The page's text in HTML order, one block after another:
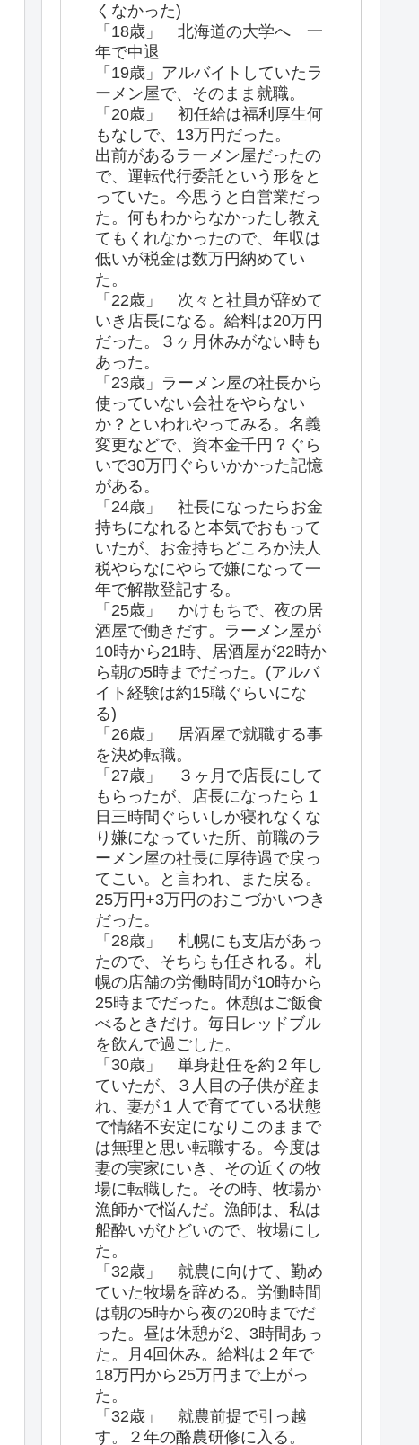
くなかった)
「18歳」 北海道の大学へ 一
年で中退
「19歳」アルバイトしていたラ
ーメン屋で、そのまま就職。
「20歳」 初任給は福利厚生何
もなしで、13万円だった。
出前があるラーメン屋だったの
で、運転代行委託という形をと
っていた。今思うと自営業だっ
た。何もわからなかったし教え
てもくれなかったので、年収は
低いが税金は数万円納めてい
た。
「22歳」 次々と社員が辞めて
いき店長になる。給料は20万円
だった。３ヶ月休みがない時も
あった。
「23歳」ラーメン屋の社長から
使っていない会社をやらない
か？といわれやってみる。名義
変更などで、資本金千円？ぐら
いで30万円ぐらいかかった記憶
がある。
「24歳」 社長になったらお金
持ちになれると本気でおもって
いたが、お金持ちどころか法人
税やらなにやらで嫌になって一
年で解散登記する。
「25歳」 かけもちで、夜の居
酒屋で働きだす。ラーメン屋が
10時から21時、居酒屋が22時か
ら朝の5時までだった。(アルバ
イト経験は約15職ぐらいにな
る)
「26歳」 居酒屋で就職する事
を決め転職。
「27歳」 ３ヶ月で店長にして
もらったが、店長になったら１
日三時間ぐらいしか寝れなくな
り嫌になっていた所、前職のラ
ーメン屋の社長に厚待遇で戻っ
てこい。と言われ、また戻る。
25万円+3万円のおこづかいつき
だった。
「28歳」 札幌にも支店があっ
たので、そちらも任される。札
幌の店舗の労働時間が10時から
25時までだった。休憩はご飯食
べるときだけ。毎日レッドブル
を飲んで過ごした。
「30歳」 単身赴任を約２年し
ていたが、３人目の子供が産ま
れ、妻が１人で育てている状態
で情緒不安定になりこのままで
は無理と思い転職する。今度は
妻の実家にいき、その近くの牧
場に転職した。その時、牧場か
漁師かで悩んだ。漁師は、私は
船酔いがひどいので、牧場にし
た。
「32歳」 就農に向けて、勤め
ていた牧場を辞める。労働時間
は朝の5時から夜の20時までだ
った。昼は休憩が2、3時間あっ
た。月4回休み。給料は２年で
18万円から25万円まで上がっ
た。
「32歳」 就農前提で引っ越
す。２年の酪農研修に入る。